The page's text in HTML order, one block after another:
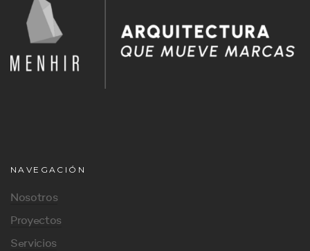
NAVEGACIÓN
Nosotros
Proyectos
Servicios